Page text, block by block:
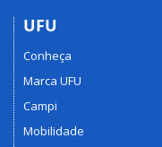
UFU
Conheça
Marca UFU
Campi
Mobilidade